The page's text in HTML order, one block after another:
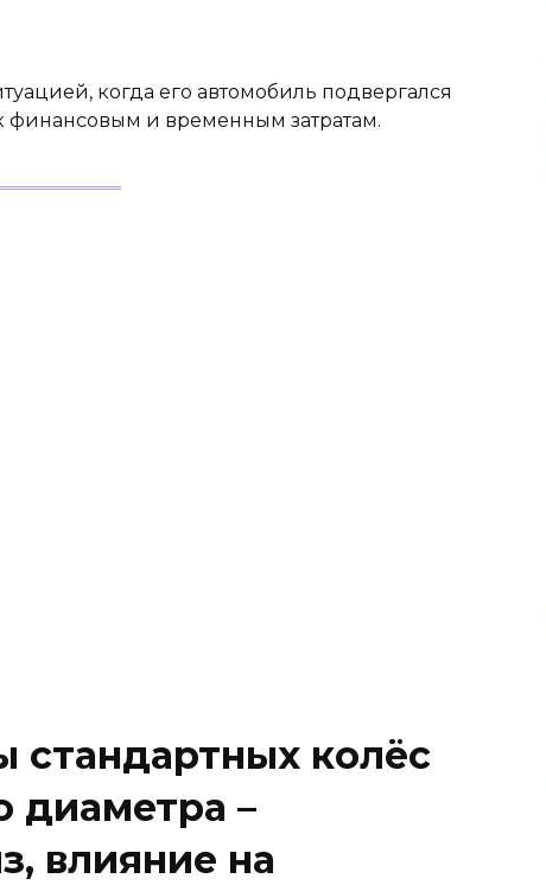
когда его автомобиль подвергался
финансовым и временным затратам.
стандартных колёс
диаметра –
влияние на